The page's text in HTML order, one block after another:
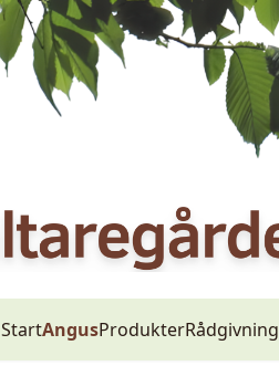
StartAngusProdukterRådgivning